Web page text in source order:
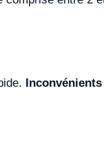
Inconvénients